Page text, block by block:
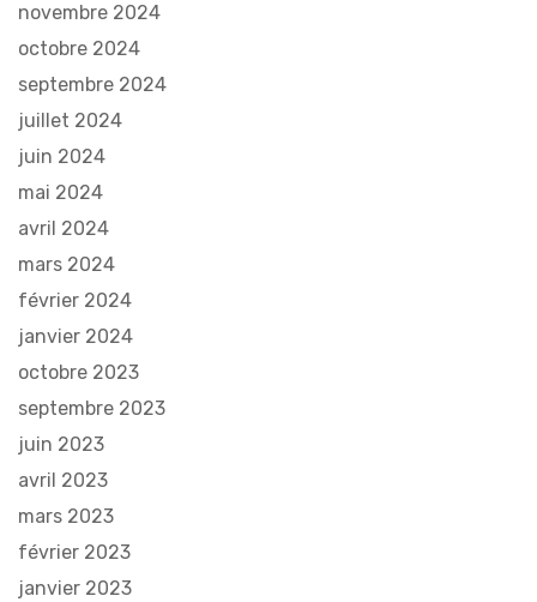
novembre 2024
octobre 2024
septembre 2024
juillet 2024
juin 2024
mai 2024
avril 2024
mars 2024
février 2024
janvier 2024
octobre 2023
septembre 2023
juin 2023
avril 2023
mars 2023
février 2023
janvier 2023